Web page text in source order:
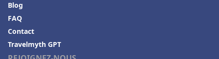
Blog
FAQ
Contact
Travelmyth GPT